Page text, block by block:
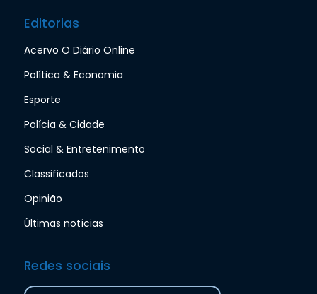
Editorias
Acervo O Diário Online
Política & Economia
Esporte
Polícia & Cidade
Social & Entretenimento
Classificados
Opinião
Últimas notícias
Redes sociais